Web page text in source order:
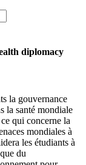
diplomacy
la gouvernance
la santé mondiale
qui concerne la
mondiales à
les étudiants à
du